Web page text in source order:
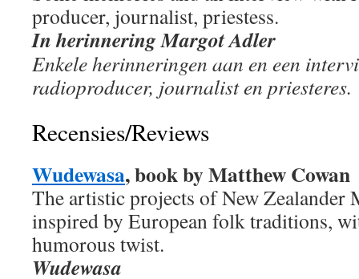
producer, journalist, priestess.
In herinnering Margot Adler
Enkele herinneringen aan en een
radioproducer, journalist en priesteres.
Recensies/Reviews
Wudewasa, book by Matthew Cowan
The artistic projects of New Zealander
inspired by European folk traditions,
humorous twist.
Wudewasa